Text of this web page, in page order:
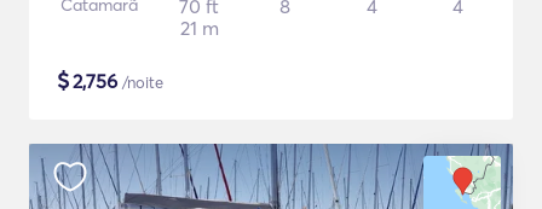
Catamarã
70 ft
21 m
8 4 4
$2,756 /noite